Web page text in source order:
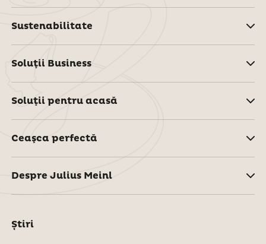
Sustenabilitate
Soluţii Business
Soluţii pentru acasă
Ceaşca perfectă
Despre Julius Meinl
Știri